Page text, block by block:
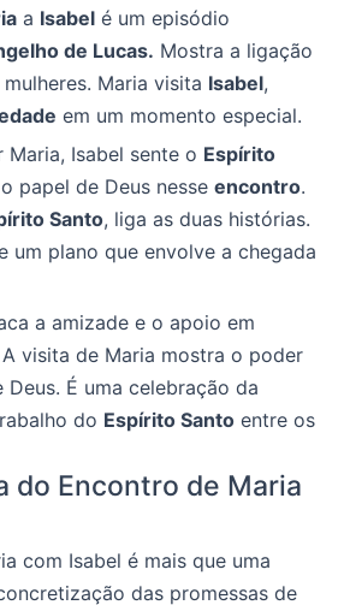
a Isabel é um episódio
de Lucas. Mostra a ligação
Maria visita Isabel,
em um momento especial.
Isabel sente o Espírito
papel de Deus nesse encontro.
Santo, liga as duas histórias.
um plano que envolve a chegada
a amizade e o apoio em
visita de Maria mostra o poder
É uma celebração da
do Espírito Santo entre os
do Encontro de Maria
com Isabel é mais que uma
das promessas de